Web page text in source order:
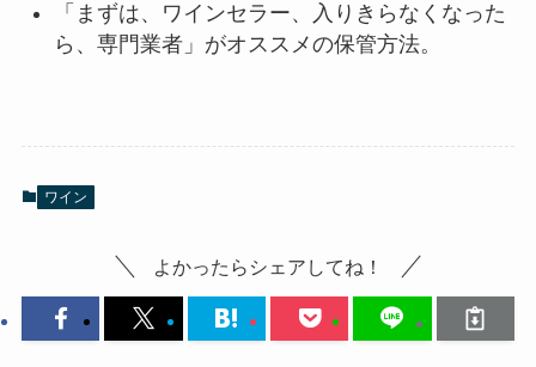
「まずは、ワインセラー、入りきらなくなった
ら、専門業者」がオススメの保管方法。
ワイン
よかったらシェアしてね！